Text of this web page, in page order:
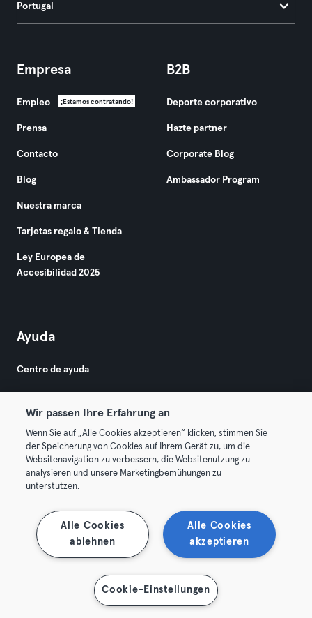
Portugal
Empresa
Empleo ¡Estamos contratando!
Prensa
Contacto
Blog
Nuestra marca
Tarjetas regalo & Tienda
Ley Europea de
Accesibilidad 2025
B2B
Deporte corporativo
Hazte partner
Corporate Blog
Ambassador Program
Ayuda
Centro de ayuda
© 2026 Urban Sports Group GmbH. All rights reserved.
Términos y condiciones
Rescindir contratos aquí Desistir de contratos aquí
Wir passen Ihre Erfahrung an
Wenn Sie auf „Alle Cookies akzeptieren“ klicken, stimmen Sie
der Speicherung von Cookies auf Ihrem Gerät zu, um die
Websitenavigation zu verbessern, die Websitenutzung zu
analysieren und unsere Marketingbemühungen zu
unterstützen.
Alle Cookies
akzeptieren
Alle Cookies
ablehnen
Cookie-Einstellungen